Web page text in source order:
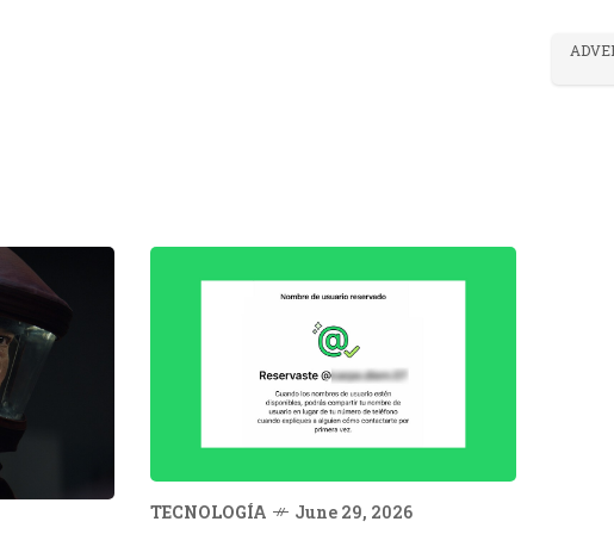
TECNOLOGÍA June 29, 2026